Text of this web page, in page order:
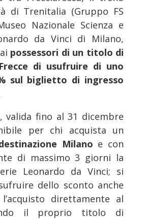
di Trenitalia (Gruppo FS
Nazionale Scienza e
da Vinci di Milano,
possessori di un titolo di
di usufruire di uno
sul biglietto di ingresso
valida fino al 31 dicembre
per chi acquista un
Milano e con
di massimo 3 giorni la
Leonardo da Vinci; si
dello sconto anche
direttamente al
il proprio titolo di